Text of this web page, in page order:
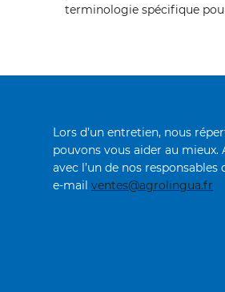
terminologie spécifique
Lors d’un entretien, nous
pouvons vous aider au
avec l’un de nos
e-mail ventes@agrolingua.fr